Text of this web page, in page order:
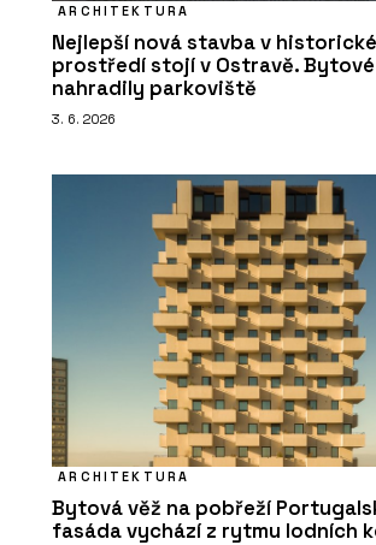
ARCHITEKTURA
Nejlepší nová stavba v
prostředí stojí v Ostravě.
nahradily parkoviště
3. 6. 2026
ARCHITEKTURA
Bytová věž na pobřeží
fasáda vychází z rytmu lodních